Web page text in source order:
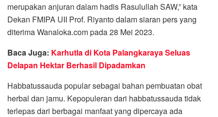
merupakan anjuran dalam hadis Rasulullah SAW,” kata
Dekan FMIPA UII Prof. Riyanto dalam siaran pers yang
diterima Wanaloka.com pada 28 Mei 2023.
Baca Juga: Karhutla di Kota Palangkaraya Seluas
Delapan Hektar Berhasil Dipadamkan
Habbatussauda popular sebagai bahan pembuatan obat
herbal dan jamu. Kepopuleran dari habbatussauda tidak
terlepas dari berbagai manfaat yang dipercaya ada